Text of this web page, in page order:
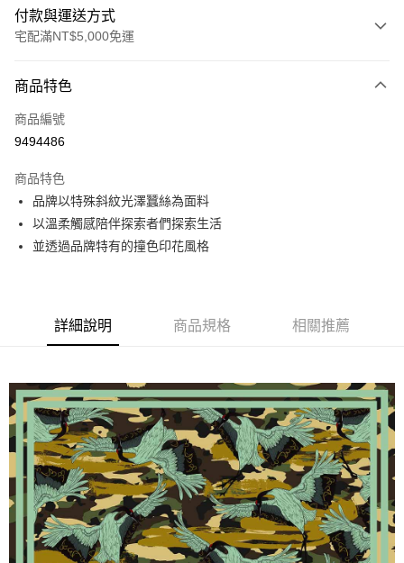
付款與運送方式
宅配滿NT$5,000免運
信用卡一次付款
LINE Pay
ATM付款
運送方式
商品特色
商品編號
9494486
商品特色
品牌以特殊斜紋光澤蠶絲為面料
以溫柔觸感陪伴探索者們探索生活
並透過品牌特有的撞色印花風格
詳細說明 商品規格 相關推薦